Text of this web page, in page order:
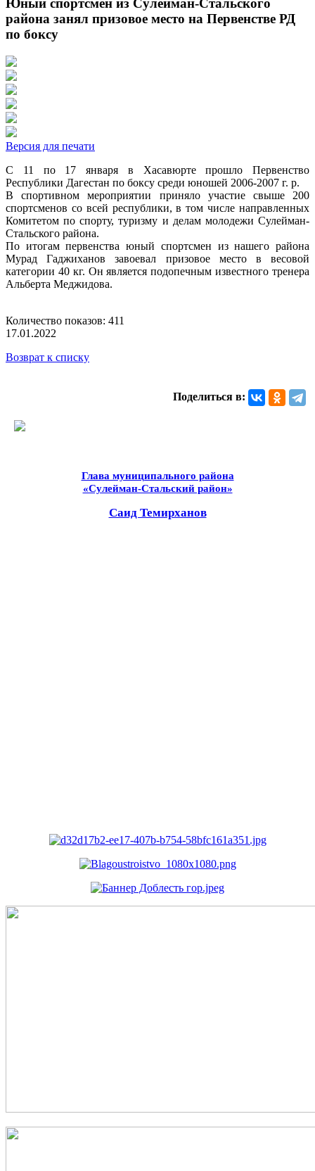
Юный спортсмен из Сулейман-Стальского
района занял призовое место на Первенстве РД
по боксу
Версия для печати
С 11 по 17 января в Хасавюрте прошло Первенство
Республики Дагестан по боксу среди юношей 2006-2007 г. р.
В спортивном мероприятии приняло участие свыше 200
спортсменов со всей республики, в том числе направленных
Комитетом по спорту, туризму и делам молодежи Сулейман-
Стальского района.
По итогам первенства юный спортсмен из нашего района
Мурад Гаджиханов завоевал призовое место в весовой
категории 40 кг. Он является подопечным известного тренера
Альберта Меджидова.
Количество показов: 411
17.01.2022
Возврат к списку
Поделиться в:
Глава муниципального района
«Сулейман-Стальский район»
Саид Темирханов